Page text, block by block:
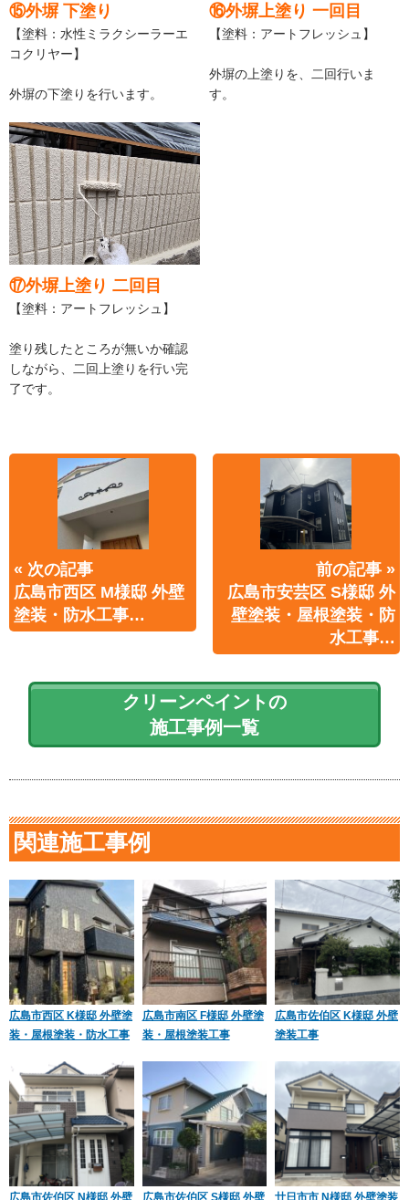
⑮外塀 下塗り
【塗料：水性ミラクシーラーエ
コクリヤー】
外塀の下塗りを行います。
⑯外塀上塗り 一回目
【塗料：アートフレッシュ】
外塀の上塗りを、二回行いま
す。
⑰外塀上塗り 二回目
【塗料：アートフレッシュ】
塗り残したところが無いか確認
しながら、二回上塗りを行い完
了です。
« 次の記事
広島市西区 M様邸 外壁
塗装・防水工事…
前の記事 »
広島市安芸区 S様邸 外
壁塗装・屋根塗装・防
水工事…
クリーンペイントの
施工事例一覧
関連施工事例
広島市西区 K様邸 外壁塗
装・屋根塗装・防水工事
広島市南区 F様邸 外壁塗
装・屋根塗装工事
広島市佐伯区 K様邸 外壁
塗装工事